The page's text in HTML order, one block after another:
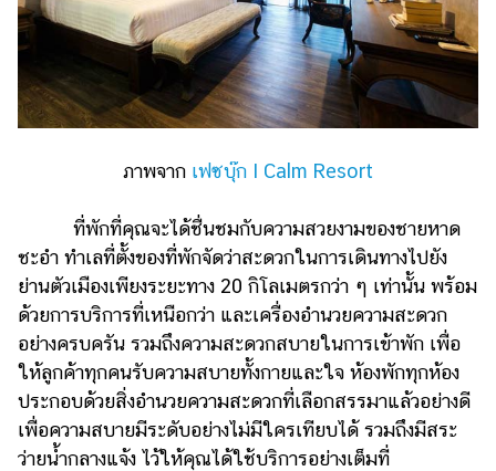
ภาพจาก เฟซบุ๊ก I Calm Resort
ที่พักที่คุณจะได้ชื่นชมกับความสวยงามของชายหาด
ชะอำ ทำเลที่ตั้งของที่พักจัดว่าสะดวกในการเดินทางไปยัง
ย่านตัวเมืองเพียงระยะทาง 20 กิโลเมตรกว่า ๆ เท่านั้น พร้อม
ด้วยการบริการที่เหนือกว่า และเครื่องอำนวยความสะดวก
อย่างครบครัน รวมถึงความสะดวกสบายในการเข้าพัก เพื่อ
ให้ลูกค้าทุกคนรับความสบายทั้งกายและใจ ห้องพักทุกห้อง
ประกอบด้วยสิ่งอำนวยความสะดวกที่เลือกสรรมาแล้วอย่างดี
เพื่อความสบายมีระดับอย่างไม่มีใครเทียบได้ รวมถึงมีสระ
ว่ายน้ำกลางแจ้ง ไว้ให้คุณได้ใช้บริการอย่างเต็มที่